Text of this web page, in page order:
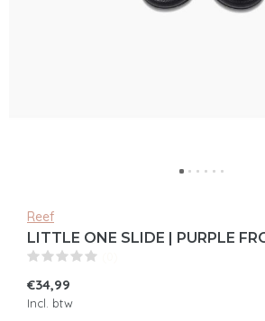
Reef
LITTLE ONE SLIDE | PURPLE
€34,99
Incl. btw